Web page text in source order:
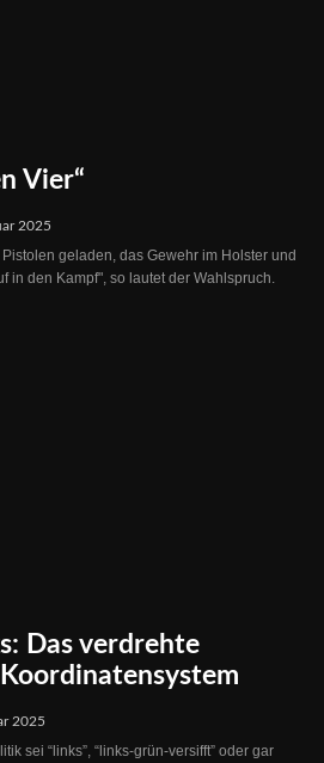
Vier“
2025
geladen, das Gewehr im Holster und
in den Kampf", so lautet der Wahlspruch.
Das verdrehte
2025
sei “links”, “links-grün-versifft” oder gar